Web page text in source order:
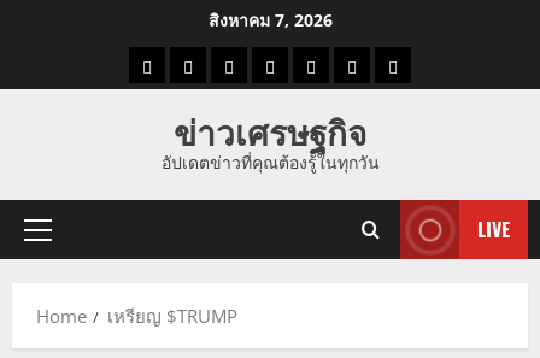
สิงหาคม 7, 2026
ราคาแนว
ราคา
ทอง
ข่าว
นี้
ข่าว
ดูด
ที่
ผู้ชาย
ข่าวเศรษฐกิจ
อัปเดตข่าวที่คุณต้องรู้ในทุกวัน
Primary
LIVE
Home เหรียญ $TRUMP